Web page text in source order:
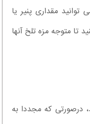
مقداری پنیر یا
تا متوجه مزه تلخ آنها
درصورتی که مجددا به